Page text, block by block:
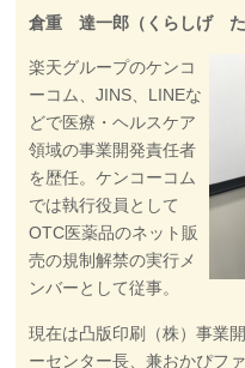
倉重 達一郎（くらしげ た
楽天グループのケンコ
ーコム、JINS、LINEな
どで医療・ヘルスケア
領域の事業開発責任者
を歴任。ケンコーコム
では執行役員として
OTC医薬品のネット販
売の規制解禁の実行メ
ンバーとして従事。
現在は凸版印刷（株）事業
ーセンター長、兼おかぴフ